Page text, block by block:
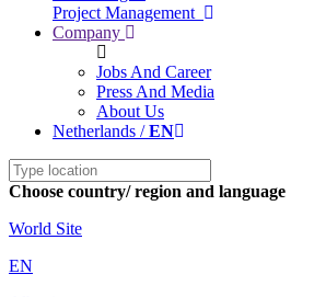
Project Management
Company
Jobs And Career
Press And Media
About Us
Netherlands /EN
Choose country/ region and language
World Site
EN